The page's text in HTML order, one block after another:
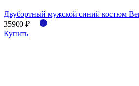
Двубортный мужской синий костюм
35900 ₽
Купить